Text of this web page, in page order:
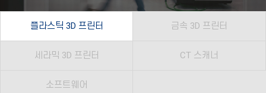
플라스틱 3D 프린터 금속 3D 프린터
세라믹 3D 프린터 CT 스캐너
소프트웨어